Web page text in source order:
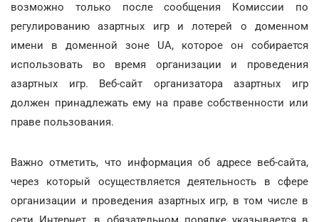
возможно только после сообщения Комиссии по
регулированию азартных игр и лотерей о доменном
имени в доменной зоне UA, которое он собирается
использовать во время организации и проведения
азартных игр. Веб-сайт организатора азартных игр
должен принадлежать ему на праве собственности или
праве пользования.
Важно отметить, что информация об адресе веб-сайта,
через который осуществляется деятельность в сфере
организации и проведения азартных игр, в том числе в